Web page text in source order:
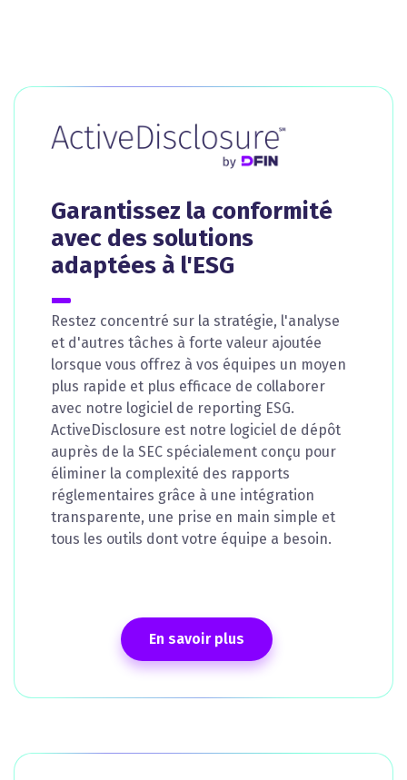
Garantissez la conformité
avec des solutions
adaptées à l'ESG
Restez concentré sur la stratégie, l'analyse
et d'autres tâches à forte valeur ajoutée
lorsque vous offrez à vos équipes un moyen
plus rapide et plus efficace de collaborer
avec notre logiciel de reporting ESG.
ActiveDisclosure est notre logiciel de dépôt
auprès de la SEC spécialement conçu pour
éliminer la complexité des rapports
réglementaires grâce à une intégration
transparente, une prise en main simple et
tous les outils dont votre équipe a besoin.
En savoir plus